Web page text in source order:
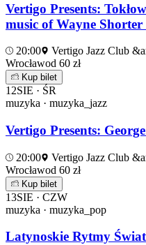
Vertigo Presents:
music of Wayne
20:00
Vertigo Jazz Club
Wrocławod 60 zł
Kup bilet
12SIE · ŚR
muzyka · muzyka_jazz
Vertigo Presents:
20:00
Vertigo Jazz Club
Wrocławod 60 zł
Kup bilet
13SIE · CZW
muzyka · muzyka_pop
Latynoskie Rytmy